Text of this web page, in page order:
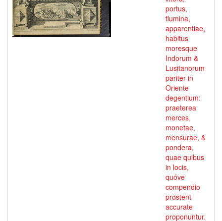
portus,
flumina,
apparentiae,
habitus
moresque
Indorum &
Lusitanorum
pariter in
Oriente
degentium:
praeterea
merces,
monetae,
mensurae, &
pondera,
quae quibus
in locis,
quóve
compendio
prostent
accurate
proponuntur.